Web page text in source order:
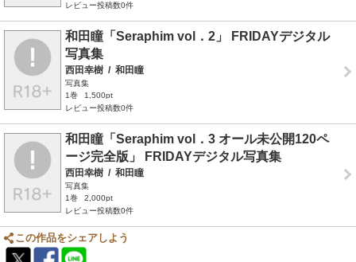
レビュー投稿数0件
和田瞳「Seraphim vol．2」 FRIDAYデジタル
写真集
西田幸樹 / 和田瞳
写真集
1巻
1,500pt
レビュー投稿数0件
和田瞳「Seraphim vol．3 オール未公開120ペ
ージ完全版」 FRIDAYデジタル写真集
西田幸樹 / 和田瞳
写真集
1巻
2,000pt
レビュー投稿数0件
この作品をシェアしよう